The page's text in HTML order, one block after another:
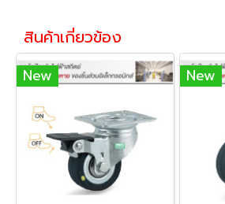
สินค้าเกี่ยวข้อง
New New